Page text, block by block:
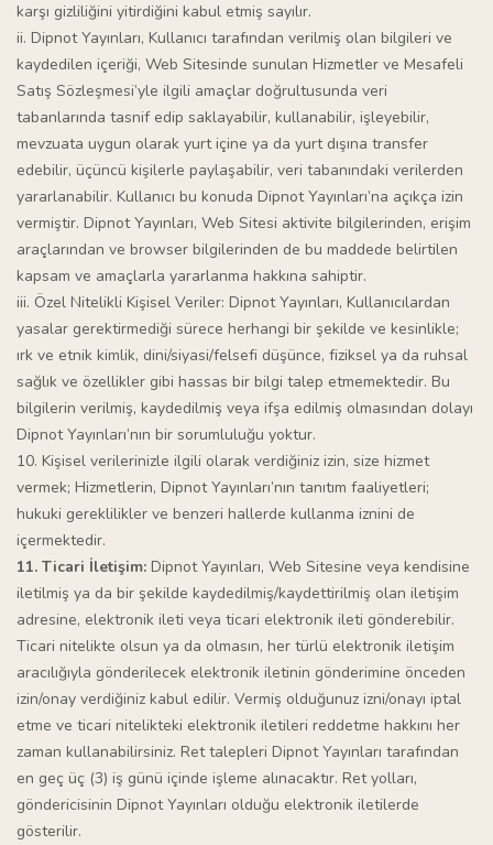
karşı gizliliğini yitirdiğini kabul etmiş sayılır.
ii. Dipnot Yayınları, Kullanıcı tarafından verilmiş olan bilgileri ve
kaydedilen içeriği, Web Sitesinde sunulan Hizmetler ve Mesafeli
Satış Sözleşmesi’yle ilgili amaçlar doğrultusunda veri
tabanlarında tasnif edip saklayabilir, kullanabilir, işleyebilir,
mevzuata uygun olarak yurt içine ya da yurt dışına transfer
edebilir, üçüncü kişilerle paylaşabilir, veri tabanındaki verilerden
yararlanabilir. Kullanıcı bu konuda Dipnot Yayınları’na açıkça izin
vermiştir. Dipnot Yayınları, Web Sitesi aktivite bilgilerinden, erişim
araçlarından ve browser bilgilerinden de bu maddede belirtilen
kapsam ve amaçlarla yararlanma hakkına sahiptir.
iii. Özel Nitelikli Kişisel Veriler: Dipnot Yayınları, Kullanıcılardan
yasalar gerektirmediği sürece herhangi bir şekilde ve kesinlikle;
ırk ve etnik kimlik, dini/siyasi/felsefi düşünce, fiziksel ya da ruhsal
sağlık ve özellikler gibi hassas bir bilgi talep etmemektedir. Bu
bilgilerin verilmiş, kaydedilmiş veya ifşa edilmiş olmasından dolayı
Dipnot Yayınları’nın bir sorumluluğu yoktur.
10. Kişisel verilerinizle ilgili olarak verdiğiniz izin, size hizmet
vermek; Hizmetlerin, Dipnot Yayınları’nın tanıtım faaliyetleri;
hukuki gereklilikler ve benzeri hallerde kullanma iznini de
içermektedir.
11. Ticari İletişim: Dipnot Yayınları, Web Sitesine veya kendisine
iletilmiş ya da bir şekilde kaydedilmiş/kaydettirilmiş olan iletişim
adresine, elektronik ileti veya ticari elektronik ileti gönderebilir.
Ticari nitelikte olsun ya da olmasın, her türlü elektronik iletişim
aracılığıyla gönderilecek elektronik iletinin gönderimine önceden
izin/onay verdiğiniz kabul edilir. Vermiş olduğunuz izni/onayı iptal
etme ve ticari nitelikteki elektronik iletileri reddetme hakkını her
zaman kullanabilirsiniz. Ret talepleri Dipnot Yayınları tarafından
en geç üç (3) iş günü içinde işleme alınacaktır. Ret yolları,
göndericisinin Dipnot Yayınları olduğu elektronik iletilerde
gösterilir.